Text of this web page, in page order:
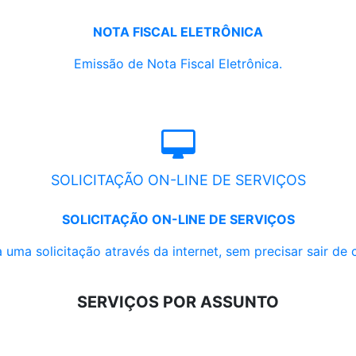
NOTA FISCAL ELETRÔNICA
Emissão de Nota Fiscal Eletrônica.
SOLICITAÇÃO ON-LINE DE SERVIÇOS
SOLICITAÇÃO ON-LINE DE SERVIÇOS
uma solicitação através da internet, sem precisar sair de
SERVIÇOS POR ASSUNTO